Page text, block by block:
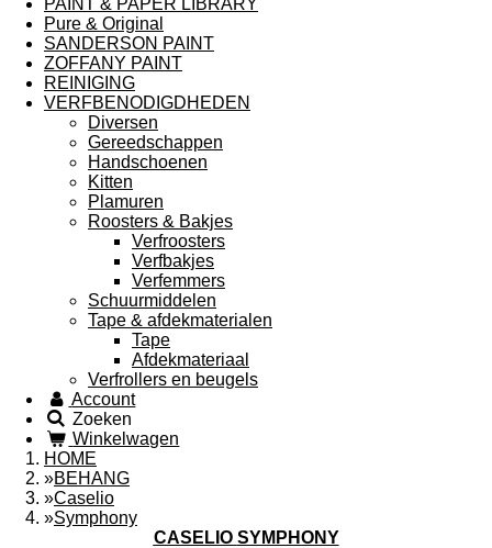
PAINT & PAPER LIBRARY
Pure & Original
SANDERSON PAINT
ZOFFANY PAINT
REINIGING
VERFBENODIGDHEDEN
Diversen
Gereedschappen
Handschoenen
Kitten
Plamuren
Roosters & Bakjes
Verfroosters
Verfbakjes
Verfemmers
Schuurmiddelen
Tape & afdekmaterialen
Tape
Afdekmateriaal
Verfrollers en beugels
Account
Zoeken
Winkelwagen
HOME
»BEHANG
»Caselio
»Symphony
CASELIO SYMPHONY